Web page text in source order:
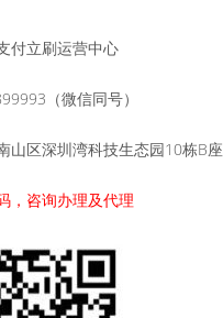
付立刷运营中心
（微信同号）
山区深圳湾科技生态园10栋B座
，咨询办理及代理